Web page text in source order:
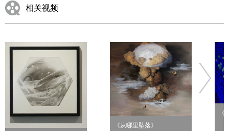
相关视频
《从哪里坠落》
《